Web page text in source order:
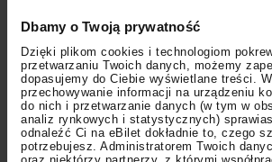
Dbamy o Twoją prywatność
Dzięki plikom cookies i technologiom
przetwarzaniu Twoich danych, możemy
dopasujemy do Ciebie wyświetlane treści.
przechowywanie informacji na urządzeniu
do nich i przetwarzanie danych (w tym w
analiz rynkowych i statystycznych)
odnaleźć Ci na eBilet dokładnie to, czego
potrzebujesz. Administratorem Twoich
New City Sounds Orange